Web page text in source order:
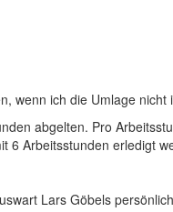
wenn ich die Umlage
abgelten. Pro
6 Arbeitsstunden erledigt
Lars Göbels